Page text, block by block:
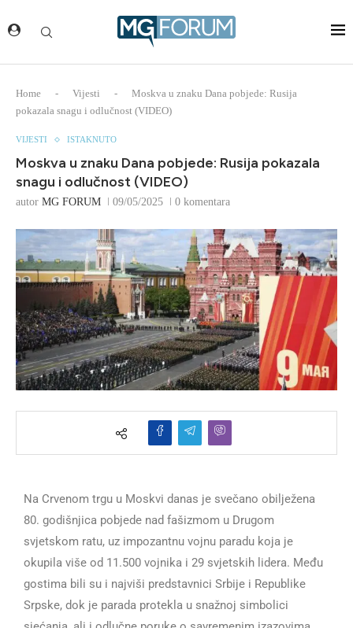
Home - Vijesti -
Moskva u znaku Dana pobjede: Rusija
pokazala snagu i odlučnost (VIDEO)
VIJESTI ISTAKNUTO
Moskva u znaku Dana pobjede: Rusija pokazala
snagu i odlučnost (VIDEO)
autor MG FORUM 09/05/2025 0 komentara
Na Crvenom trgu u Moskvi danas je svečano obilježena
80. godišnjica pobjede nad fašizmom u Drugom
svjetskom ratu, uz impozantnu vojnu paradu koja je
okupila više od 11.500 vojnika i 29 svjetskih lidera. Među
gostima bili su i najviši predstavnici Srbije i Republike
Srpske, dok je parada protekla u snažnoj simbolici